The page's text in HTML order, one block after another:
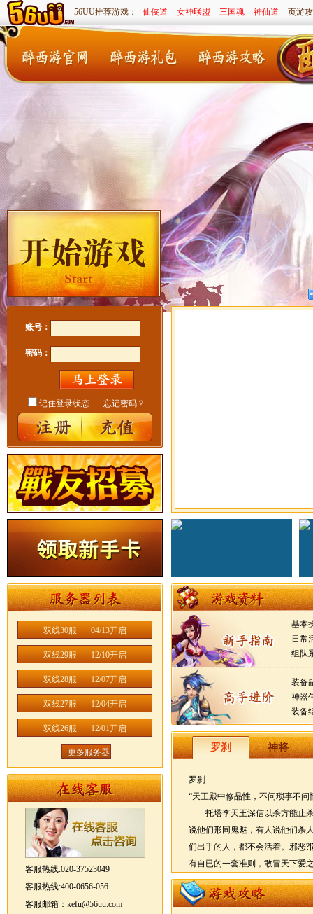
56UU推荐游戏： 仙侠道 女神联盟 三国魂 神仙道 页游
账号：
密码：
记住登录状态 忘记密码？
双线30服 04/13开启
双线29服 12/10开启
双线28服 12/07开启
双线27服 12/04开启
双线26服 12/01开启
更多服务器
客服热线:020-37523049
客服热线:400-0656-056
客服邮箱：kefu@56uu.com
基本
日常
组队
装备
神器
装备
罗刹 神将
罗刹
“天王殿中修品性，不问琐事不
托塔李天王深信以杀方能止杀
说他们形同鬼魅，有人说他们杀
们出手的人，都不会活着。邪恶
有自已的一套准则，敢冒天
予敌人致命一击，爆发力很强，